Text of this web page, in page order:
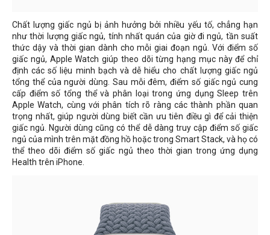
Chất lượng giấc ngủ bị ảnh hưởng bởi nhiều yếu tố, chẳng hạn
như thời lượng giấc ngủ, tính nhất quán của giờ đi ngủ, tần suất
thức dậy và thời gian dành cho mỗi giai đoạn ngủ. Với điểm số
giấc ngủ, Apple Watch giúp theo dõi từng hạng mục này để chỉ
định các số liệu minh bạch và dễ hiểu cho chất lượng giấc ngủ
tổng thể của người dùng. Sau mỗi đêm, điểm số giấc ngủ cung
cấp điểm số tổng thể và phân loại trong ứng dụng Sleep trên
Apple Watch, cùng với phân tích rõ ràng các thành phần quan
trọng nhất, giúp người dùng biết cần ưu tiên điều gì để cải thiện
giấc ngủ. Người dùng cũng có thể dễ dàng truy cập điểm số giấc
ngủ của mình trên mặt đồng hồ hoặc trong Smart Stack, và họ có
thể theo dõi điểm số giấc ngủ theo thời gian trong ứng dụng
Health trên iPhone.